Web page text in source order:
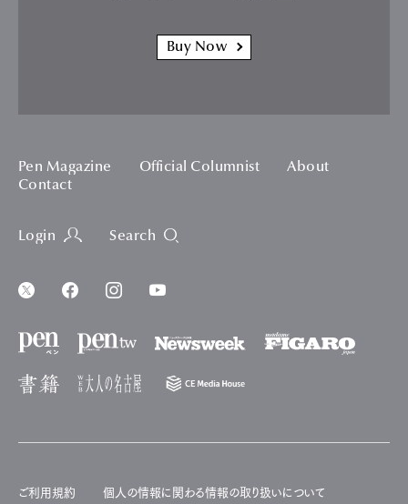
Buy Now
Pen Magazine Official Columnist
About
Contact
Login Search
ご利用規約 個人の情報に関わる情報の取り扱いについて